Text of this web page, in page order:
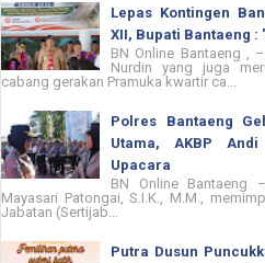
Lepas Kontingen
XII, Bupati Bantaeng
BN Online Bantaeng ,
Nurdin yang juga
cabang gerakan Pramuka kwartir ca...
Polres Bantaeng
Utama, AKBP
Upacara
BN Online Bantaeng
Mayasari Patongai, S.I.K., M.M.,
Jabatan (Sertijab...
Putra Dusun